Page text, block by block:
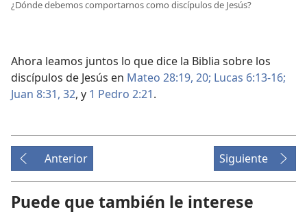
¿Dónde debemos comportarnos como discípulos de Jesús?
Ahora leamos juntos lo que dice la Biblia sobre los
discípulos de Jesús en Mateo 28:19, 20; Lucas 6:13-16;
Juan 8:31, 32, y 1 Pedro 2:21.
Anterior Siguiente
Puede que también le interese